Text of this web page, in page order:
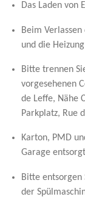
Das Laden von
Beim
und die
Bitte trennen
vorgesehenen
de Leffe, Nähe
Parkplatz, Rue
Karton, PMD
Garage
Bitte entsorgen
der